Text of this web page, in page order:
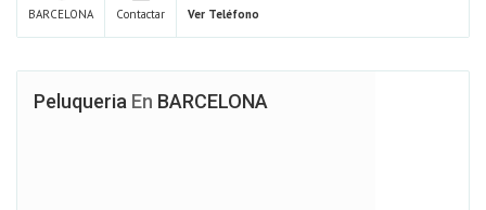
BARCELONA Contactar Ver Teléfono
Peluqueria En BARCELONA